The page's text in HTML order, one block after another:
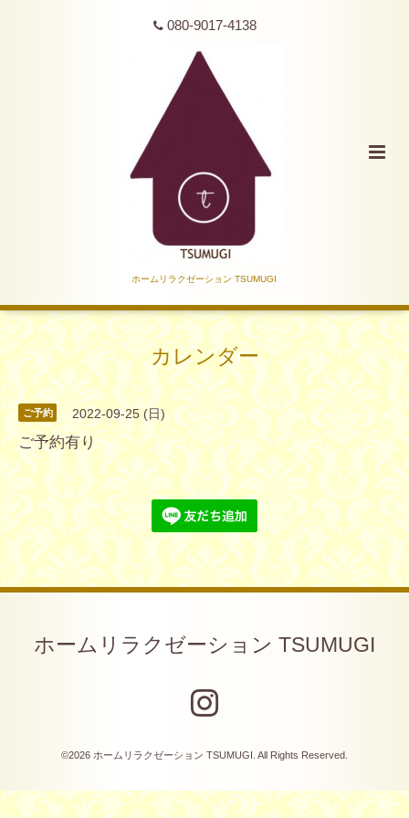
080-9017-4138
ホームリラクゼーション TSUMUGI
カレンダー
ご予約 2022-09-25 (日)
ご予約有り
ホームリラクゼーション TSUMUGI
©2026 ホームリラクゼーション TSUMUGI . All Rights Reserved.